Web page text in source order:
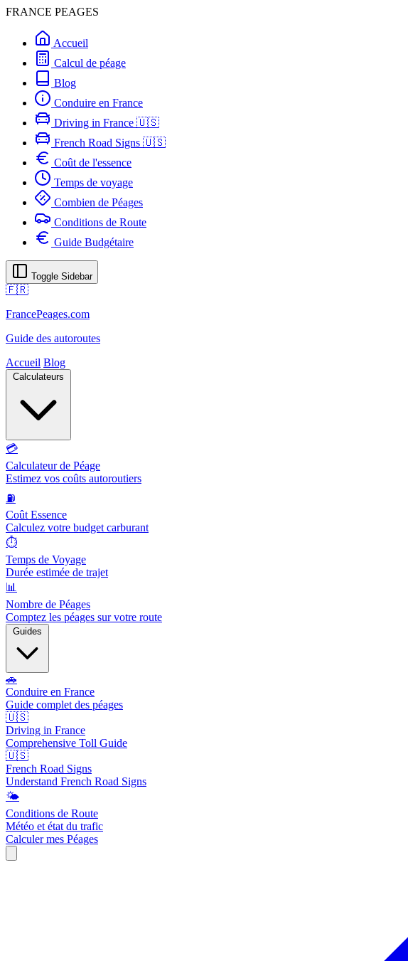
FRANCE PEAGES
Accueil
Calcul de péage
Blog
Conduire en France
Driving in France 🇺🇸
French Road Signs 🇺🇸
Coût de l'essence
Temps de voyage
Combien de Péages
Conditions de Route
Guide Budgétaire
Toggle Sidebar
🇫🇷
FrancePeages.com
Guide des autoroutes
Accueil Blog
Calculateurs
💳
Calculateur de Péage
Estimez vos coûts autoroutiers
⛽
Coût Essence
Calculez votre budget carburant
⏱️
Temps de Voyage
Durée estimée de trajet
📊
Nombre de Péages
Comptez les péages sur votre route
Guides
🚗
Conduire en France
Guide complet des péages
🇺🇸
Driving in France
Comprehensive Toll Guide
🇺🇸
French Road Signs
Understand French Road Signs
🌤️
Conditions de Route
Météo et état du trafic
Calculer mes Péages